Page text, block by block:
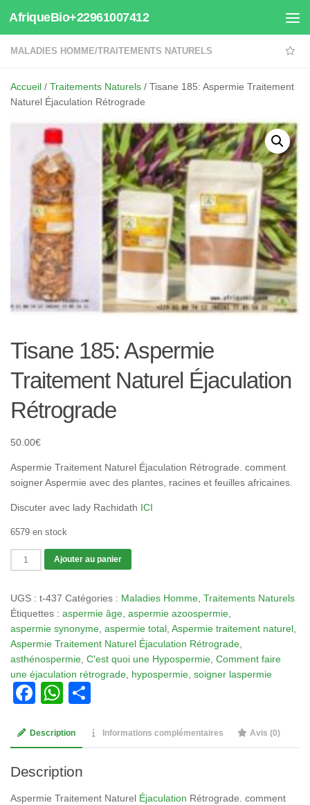
Au dessous du contenu
AfriqueBio+22961007412
MALADIES HOMME/TRAITEMENTS NATURELS
Accueil / Traitements Naturels / Tisane 185: Aspermie Traitement
Naturel Éjaculation Rétrograde
Tisane 185: Aspermie
Traitement Naturel Éjaculation
Rétrograde
50.00€
Aspermie Traitement Naturel Éjaculation Rétrograde. comment
soigner Aspermie avec des plantes, racines et feuilles africaines.
Discuter avec lady Rachidath ICI
6579 en stock
quantité
de
185:
Aspermie
Traitement
Naturel
Éjaculation
Rétrograde
Ajouter au panier
UGS : t-437 Catégories : Maladies Homme Traitements Naturels
Étiquettes : aspermie âge aspermie azoospermie
aspermie synonyme aspermie total Aspermie traitement naturel
Aspermie Traitement Naturel Éjaculation Rétrograde
asthénospermie C'est quoi une Hypospermie Comment faire
une éjaculation rétrograde hypospermie soigner laspermie
Facebook
WhatsApp
Description Informations complémentaires Avis (0)
Description
Aspermie Traitement Naturel Éjaculation Rétrograde. comment